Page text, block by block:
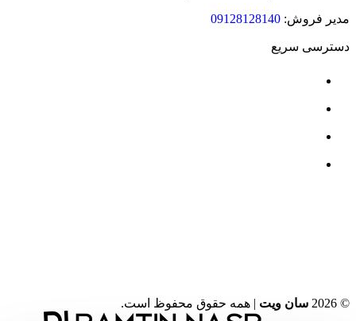
مدیر فروش: 09128128140
دسترسی سریع
© 2026 سان ویت | همه حقوق محفوظ است.